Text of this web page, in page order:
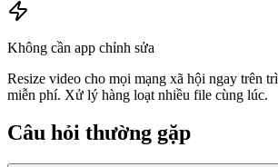
Không cần app chỉnh sửa
Resize video cho mọi mạng xã hội ngay trên
miễn phí. Xử lý hàng loạt nhiều file cùng lúc.
Câu hỏi thường gặp